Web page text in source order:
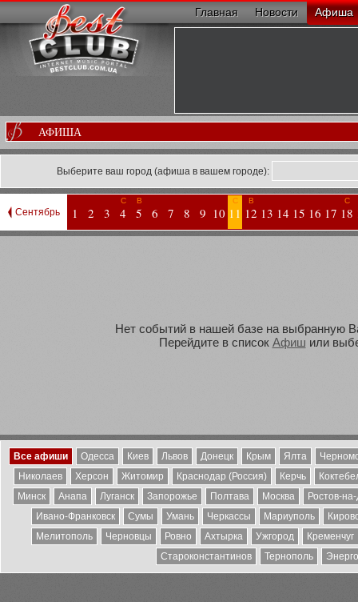
Главная Новости Афиша
АФИША
Выберите ваш город (афиша в вашем городе):
Сентябрь 1 2 3
С
4
В
5 6 7 8 9 10
С
11
В
12 13 14 15 16 17
С
18
Нет событий в нашей базе на выбранную
Перейдите в список Афиш или
Все афиши Одесса Киев Львов Донецк Крым Ялта
Николаев
Херсон Житомир Краснодар (Россия) Керчь
Минск
Анапа Луганск Запорожье Полтава Москва
Ростов-
Ивано-Франковск
Сумы Умань Черкассы Мариуполь
Мелитополь
Черновцы Ровно Ахтырка Ужгород
Кременчуг
Староконстантинов
Тернополь